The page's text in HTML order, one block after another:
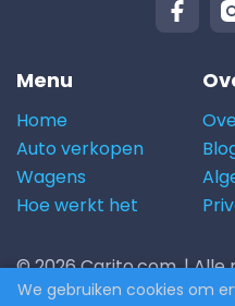
Menu
Home
Auto verkopen
Wagens
Hoe werkt het
© 2026 Carito.com. |
kopen uw auto aan de
We gebruiken cookies om